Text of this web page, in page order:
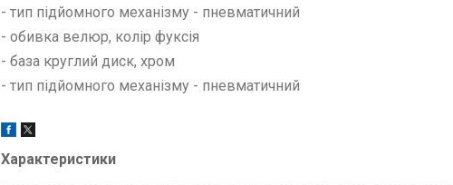
- тип підйомного механізму - пневматичний
- обивка велюр, колір фуксія
- база круглий диск, хром
- тип підйомного механізму - пневматичний
Характеристики